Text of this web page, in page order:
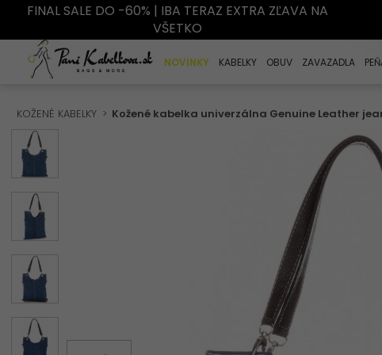
FINAL SALE DO -60% | IBA TERAZ EXTRA ZĽAVA NA
VŠETKO
NOVINKY KABELKY OBUV ZAVAZADLA
KOŽENÉ KABELKY Kožené kabelka univerzálna Genuine Leather